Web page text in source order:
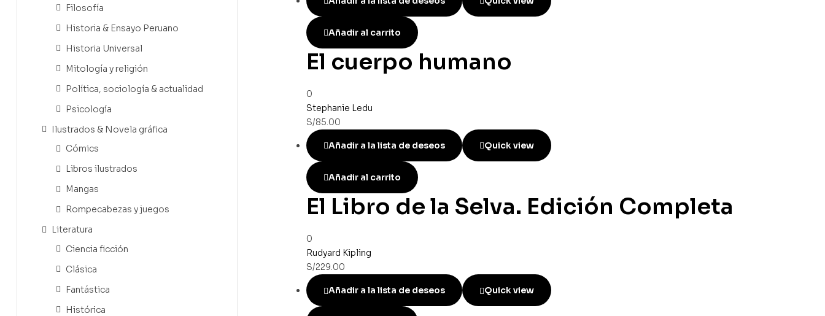
Añadir al carrito
El cuerpo humano
0
Stephanie Ledu
S/85.00
Añadir a la lista de deseos Quick view
Añadir al carrito
El Libro de la Selva. Edición Completa
0
Rudyard Kipling
S/229.00
Añadir a la lista de deseos Quick view
Filosofía
Historia & Ensayo Peruano
Historia Universal
Mitología y religión
Política, sociología & actualidad
Psicología
Ilustrados & Novela gráfica
Cómics
Libros ilustrados
Mangas
Rompecabezas y juegos
Literatura
Ciencia ficción
Clásica
Fantástica
Histórica